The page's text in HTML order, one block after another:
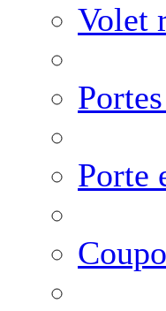
Volet
Porte